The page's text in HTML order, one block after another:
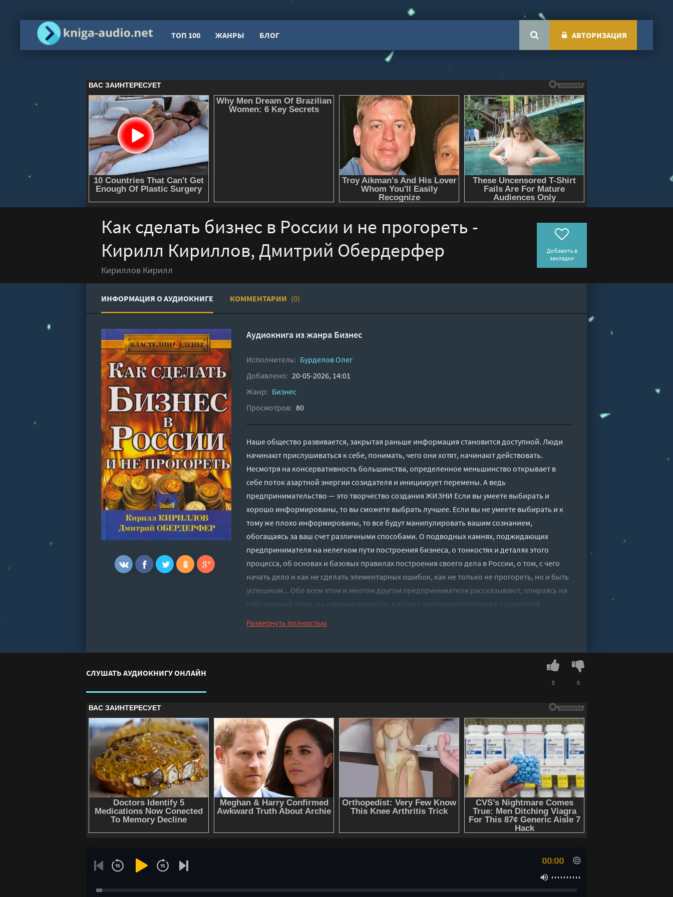
ТОП 100 ЖАНРЫ БЛОГ АВТОРИЗАЦИЯ
Как сделать бизнес в России и не прогореть -
Кирилл Кириллов, Дмитрий Обердерфер
Кириллов Кирилл
Добавить в
закладки
ИНФОРМАЦИЯ О АУДИОКНИГЕ КОММЕНТАРИИ (0)
Аудиокнига из жанра Бизнес
Исполнитель: Бурделов Олег
Добавлено: 20-05-2026, 14:01
Жанр: Бизнес
Просмотров: 80
Наше общество развивается, закрытая раньше информация становится доступной. Люди
начинают прислушиваться к себе, понимать, чего они хотят, начинают действовать.
Несмотря на консервативность большинства, определенное меньшинство открывает в
себе поток азартной энергии созидателя и инициирует перемены. А ведь
предпринимательство — это творчество создания ЖИЗНИ Если вы умеете выбирать и
хорошо информированы, то вы сможете выбрать лучшее. Если вы не умеете выбирать и к
тому же плохо информированы, то все будут манипулировать вашим сознанием,
обогащаясь за ваш счет различными способами. О подводных камнях, поджидающих
предпринимателя на нелегком пути построения бизнеса, о тонкостях и деталях этого
процесса, об основах и базовых правилах построения своего дела в России, о том, с чего
начать дело и как не сделать элементарных ошибок, как не только не прогореть, но и быть
успешным... Обо всем этом и многом другом предприниматели рассказывают, опираясь на
собственный опыт, на «принадлежность к классу экспериментаторов и создателей
сочетается с реальными случаями из практики — как личной, так и друзей авторов, их
Слушать аудиокнигу "Как сделать бизнес в России и не прогореть - Кирилл Кириллов,
Развернуть полностью
СЛУШАТЬ АУДИОКНИГУ ОНЛАЙН
0 0
00:00